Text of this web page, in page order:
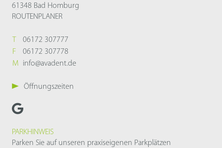
61348 Bad Homburg
ROUTENPLANER
T
06172 307777
F
06172 307778
M
info@avadent.de
Öffnungszeiten
PARKHINWEIS
Parken Sie auf unseren praxiseigenen Parkplätzen